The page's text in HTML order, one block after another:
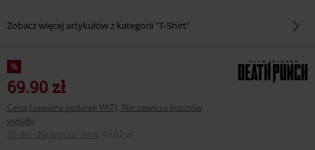
Zobacz więcej artykułów z kategorii "T-Shirt"
%
69.90 zł
Cena (zawiera podatek VAT), Nie zawiera kosztów
wysyłki
30 dni - Najlepsza cena
43.62 zł